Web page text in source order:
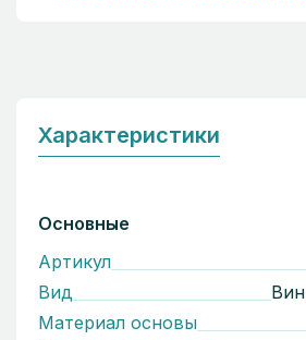
Характеристики
Основные
Артикул
Вид
Материал основы